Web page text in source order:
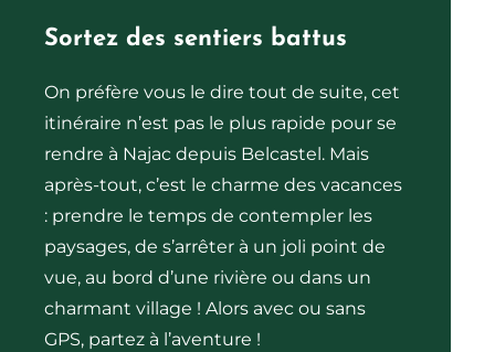
Sortez des sentiers battus
On préfère vous le dire tout de suite, cet
itinéraire n’est pas le plus rapide pour se
rendre à Najac depuis Belcastel. Mais
après-tout, c’est le charme des vacances
: prendre le temps de contempler les
paysages, de s’arrêter à un joli point de
vue, au bord d’une rivière ou dans un
charmant village ! Alors avec ou sans
GPS, partez à l’aventure !